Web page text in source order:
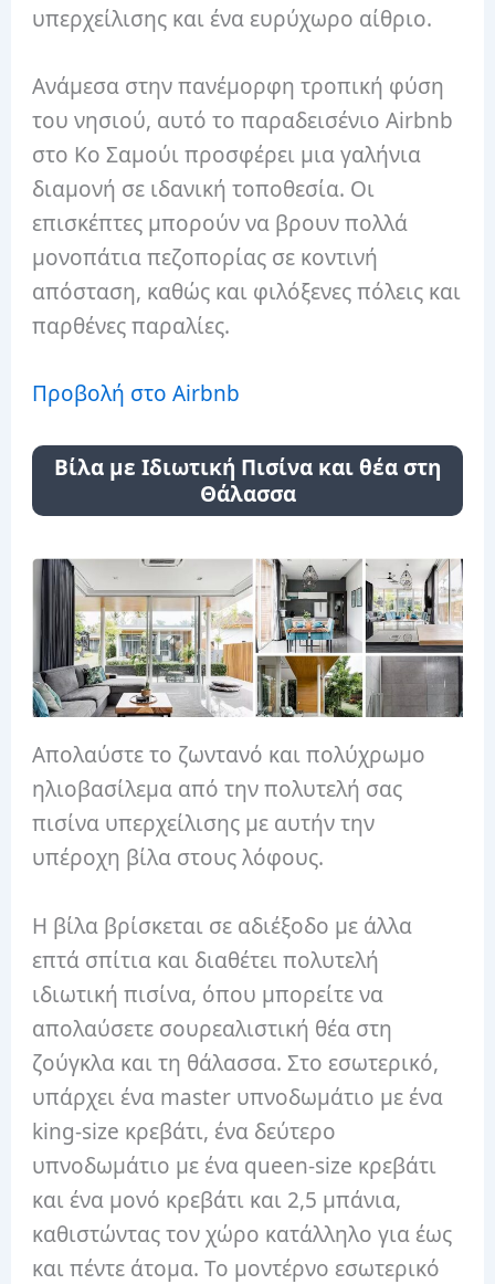
υπερχείλισης και ένα ευρύχωρο αίθριο.
Ανάμεσα στην πανέμορφη τροπική φύση
του νησιού, αυτό το παραδεισένιο Airbnb
στο Κο Σαμούι προσφέρει μια γαλήνια
διαμονή σε ιδανική τοποθεσία. Οι
επισκέπτες μπορούν να βρουν πολλά
μονοπάτια πεζοπορίας σε κοντινή
απόσταση, καθώς και φιλόξενες πόλεις και
παρθένες παραλίες.
Προβολή στο Airbnb
Βίλα με Ιδιωτική Πισίνα και θέα στη
Θάλασσα
Απολαύστε το ζωντανό και πολύχρωμο
ηλιοβασίλεμα από την πολυτελή σας
πισίνα υπερχείλισης με αυτήν την
υπέροχη βίλα στους λόφους.
Η βίλα βρίσκεται σε αδιέξοδο με άλλα
επτά σπίτια και διαθέτει πολυτελή
ιδιωτική πισίνα, όπου μπορείτε να
απολαύσετε σουρεαλιστική θέα στη
ζούγκλα και τη θάλασσα. Στο εσωτερικό,
υπάρχει ένα master υπνοδωμάτιο με ένα
king-size κρεβάτι, ένα δεύτερο
υπνοδωμάτιο με ένα queen-size κρεβάτι
και ένα μονό κρεβάτι και 2,5 μπάνια,
καθιστώντας τον χώρο κατάλληλο για έως
και πέντε άτομα. Το μοντέρνο εσωτερικό